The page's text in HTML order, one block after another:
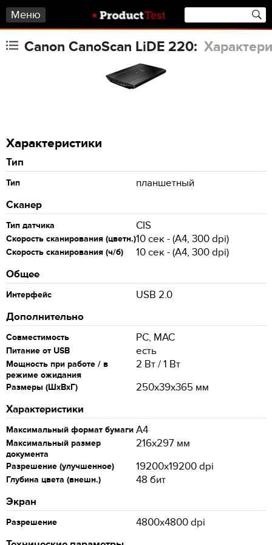
Меню
Canon CanoScan LiDE 220:
Характеристики
Тип
Тип
планшетный
Сканер
Тип датчика CIS
Скорость сканирования (цветн.)10 сек - (A4, 300 dpi)
Скорость сканирования (ч/б)
10 сек - (A4, 300 dpi)
Общее
Интерфейс
USB 2.0
Дополнительно
Совместимость PC, MAC
Питание от USB есть
Мощность при работе / в
режиме ожидания
2 Вт / 1 Вт
Размеры (ШxВxГ)
250x39x365 мм
Характеристики
Максимальный формат бумаги A4
Максимальный размер
документа
216x297 мм
Разрешение (улучшенное) 19200x19200 dpi
Глубина цвета (внешн.)
48 бит
Экран
Разрешение
4800x4800 dpi